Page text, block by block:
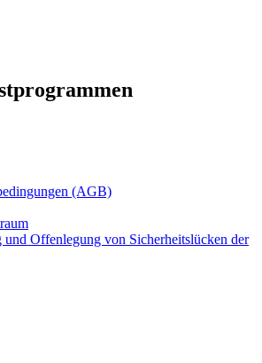
(AGB)
Offenlegung von Sicherheitslücken der